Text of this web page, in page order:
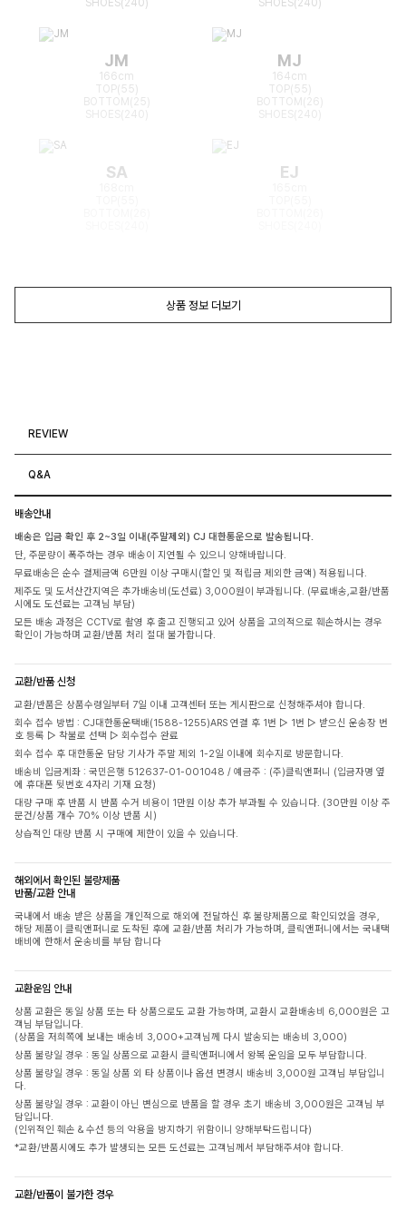
JM
166cm
TOP(55)
BOTTOM(25)
MJ
164cm
TOP(55)
BOTTOM(26)
SA EJ
상품 정보 더보기
REVIEW
Q&A
배송안내
배송은 입금 확인 후 2~3일 이내(주말제외) CJ 대한통운으로 발송됩니다.
단, 주문량이 폭주하는 경우 배송이 지연될 수 있으니 양해바랍니다.
무료배송은 순수 결제금액 6만원 이상 구매시(할인 및 적립금 제외한 금액) 적용됩니다.
제주도 및 도서산간지역은 추가배송비(도선료) 3,000원이 부과됩니다. (무료배송,교환/반품
시에도 도선료는 고객님 부담)
모든 배송 과정은 CCTV로 촬영 후 출고 진행되고 있어 상품을 고의적으로 훼손하시는 경우
확인이 가능하며 교환/반품 처리 절대 불가합니다.
교환/반품 신청
교환/반품은 상품수령일부터 7일 이내 고객센터 또는 게시판으로 신청해주셔야 합니다.
회수 접수 방법 : CJ대한통운택배(1588-1255)ARS 연결 후 1번 ▷ 1번 ▷ 받으신 운송장 번
호 등록 ▷ 착불로 선택 ▷ 회수접수 완료
회수 접수 후 대한통운 담당 기사가 주말 제외 1-2일 이내에 회수지로 방문합니다.
배송비 입금계좌 : 국민은행 512637-01-001048 / 예금주 : (주)클릭앤퍼니 (입금자명 옆
에 휴대폰 뒷번호 4자리 기재 요청)
대량 구매 후 반품 시 반품 수거 비용이 1만원 이상 추가 부과될 수 있습니다. (30만원 이상 주
문건/상품 개수 70% 이상 반품 시)
상습적인 대량 반품 시 구매에 제한이 있을 수 있습니다.
해외에서 확인된 불량제품
반품/교환 안내
국내에서 배송 받은 상품을 개인적으로 해외에 전달하신 후 불량제품으로 확인되었을 경우,
해당 제품이 클릭앤퍼니로 도착된 후에 교환/반품 처리가 가능하며, 클릭앤퍼니에서는 국내택
배비에 한해서 운송비를 부담 합니다
교환운임 안내
상품 교환은 동일 상품 또는 타 상품으로도 교환 가능하며, 교환시 교환배송비 6,000원은 고
객님 부담입니다.
(상품을 저희쪽에 보내는 배송비 3,000+고객님께 다시 발송되는 배송비 3,000)
상품 불량일 경우 : 동일 상품으로 교환시 클릭앤퍼니에서 왕복 운임을 모두 부담합니다.
상품 불량일 경우 : 동일 상품 외 타 상품이나 옵션 변경시 배송비 3,000원 고객님 부담입니
다.
상품 불량일 경우 : 교환이 아닌 변심으로 반품을 할 경우 초기 배송비 3,000원은 고객님 부
담입니다.
(인위적인 훼손 & 수선 등의 악용을 방지하기 위함이니 양해부탁드립니다)
*교환/반품시에도 추가 발생되는 모든 도선료는 고객님께서 부담해주셔야 합니다.
교환/반품이 불가한 경우